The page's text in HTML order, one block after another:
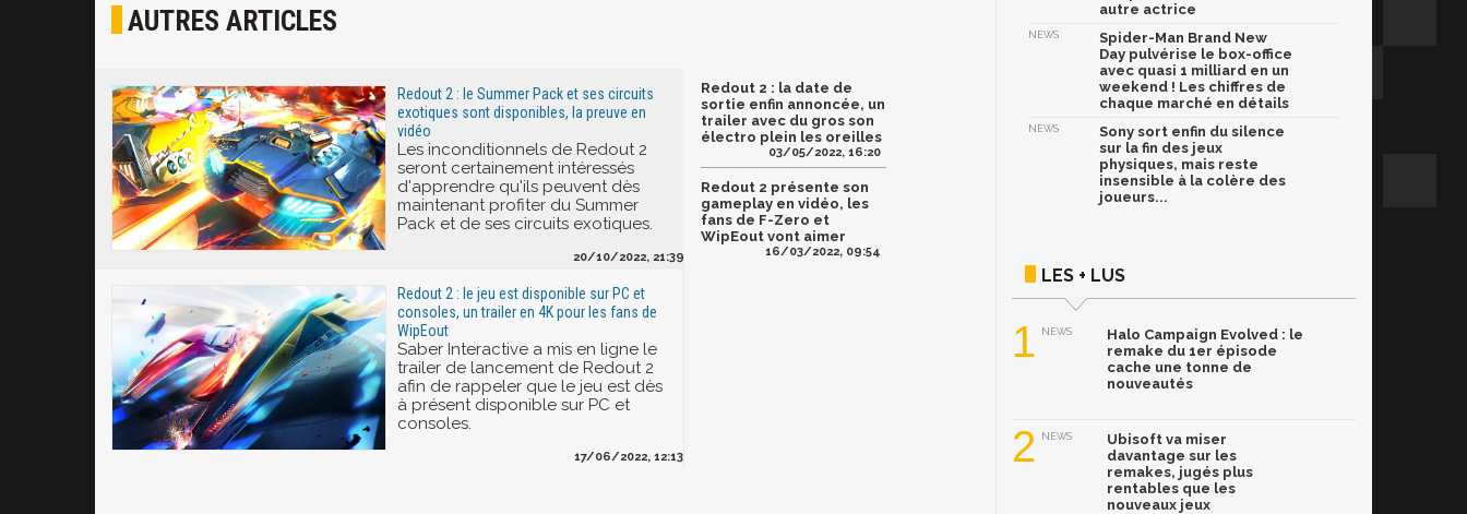
Joyeux
AUTRES ARTICLES
Redout 2 : le Summer Pack et ses circuits
exotiques sont disponibles, la preuve en
vidéo
Les inconditionnels de Redout 2
seront certainement intéressés
d'apprendre qu'ils peuvent dès
maintenant profiter du Summer
Pack et de ses circuits exotiques.
20/10/2022, 21:39
Redout 2 : le jeu est disponible sur PC et
consoles, un trailer en 4K pour les fans de
WipEout
Saber Interactive a mis en ligne le
trailer de lancement de Redout 2
afin de rappeler que le jeu est dès
à présent disponible sur PC et
consoles.
17/06/2022, 12:13
Redout 2 : la date de
sortie enfin annoncée, un
trailer avec du gros son
électro plein les oreilles
03/05/2022, 16:20
Redout 2 présente son
gameplay en vidéo, les
fans de F-Zero et
WipEout vont aimer
16/03/2022, 09:54
autre actrice
NEWS
Spider-Man Brand New
Day pulvérise le box-office
avec quasi 1 milliard en un
weekend ! Les chiffres de
chaque marché en détails
NEWS
Sony sort enfin du silence
sur la fin des jeux
physiques, mais reste
insensible à la colère des
joueurs...
LES + LUS
1 NEWS
Halo Campaign Evolved : le
remake du 1er épisode
cache une tonne de
nouveautés
2 NEWS
Ubisoft va miser
davantage sur les
remakes, jugés plus
rentables que les
nouveaux jeux